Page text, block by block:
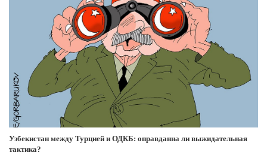
Узбекистан между Турцией и ОДКБ: оправданна ли выжидательная
тактика?